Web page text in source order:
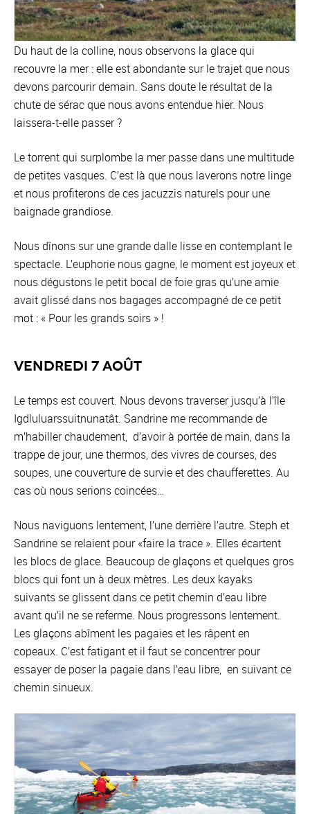
Du haut de la colline, nous observons la glace qui
recouvre la mer : elle est abondante sur le trajet que nous
devons parcourir demain. Sans doute le résultat de la
chute de sérac que nous avons entendue hier. Nous
laissera-t-elle passer ?
Le torrent qui surplombe la mer passe dans une multitude
de petites vasques. C’est là que nous laverons notre linge
et nous profiterons de ces jacuzzis naturels pour une
baignade grandiose.
Nous dînons sur une grande dalle lisse en contemplant le
spectacle. L’euphorie nous gagne, le moment est joyeux et
nous dégustons le petit bocal de foie gras qu’une amie
avait glissé dans nos bagages accompagné de ce petit
mot : « Pour les grands soirs » !
Vendredi 7 août
Le temps est couvert. Nous devons traverser jusqu’à l’île
Igdluluarssuitnunatât. Sandrine me recommande de
m’habiller chaudement, d’avoir à portée de main, dans la
trappe de jour, une thermos, des vivres de courses, des
soupes, une couverture de survie et des chaufferettes. Au
cas où nous serions coincées…
Nous naviguons lentement, l’une derrière l’autre. Steph et
Sandrine se relaient pour «faire la trace ». Elles écartent
les blocs de glace. Beaucoup de glaçons et quelques gros
blocs qui font un à deux mètres. Les deux kayaks
suivants se glissent dans ce petit chemin d’eau libre
avant qu’il ne se referme. Nous progressons lentement.
Les glaçons abîment les pagaies et les râpent en
copeaux. C’est fatigant et il faut se concentrer pour
essayer de poser la pagaie dans l’eau libre, en suivant ce
chemin sinueux.